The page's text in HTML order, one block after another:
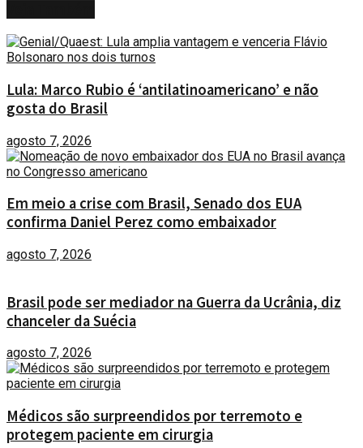
Lula: Marco Rubio é ‘antilatinoamericano’ e não
gosta do Brasil
agosto 7, 2026
Em meio a crise com Brasil, Senado dos EUA
confirma Daniel Perez como embaixador
agosto 7, 2026
Brasil pode ser mediador na Guerra da Ucrânia, diz
chanceler da Suécia
agosto 7, 2026
Médicos são surpreendidos por terremoto e
protegem paciente em cirurgia